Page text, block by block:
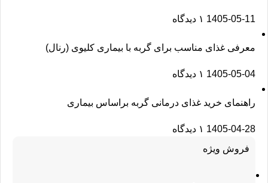
1405-05-11 ۱ دیدگاه
معرفی غذای مناسب برای گربه با بیماری کلیوی (رنال)
1405-05-04 ۱ دیدگاه
راهنمای خرید غذای درمانی گربه براساس بیماری
1405-04-28 ۱ دیدگاه
فروش ویژه